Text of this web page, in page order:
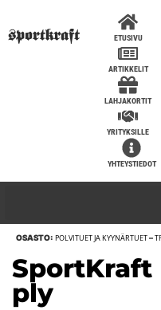
ETUSIVU
ARTIKKELIT
LAHJAKORTIT
YRITYKSILLE
YHTEYSTIEDOT
OSASTO: POLVITUET JA KYYNÄRTUET–
SportKraft
ply